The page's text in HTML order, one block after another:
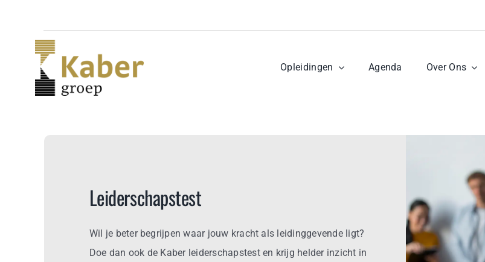
Opleidingen Agenda Over Ons
Leiderschapstest
Wil je beter begrijpen waar jouw kracht als leidinggevende ligt?
Doe dan ook de Kaber leiderschapstest en krijg helder inzicht in